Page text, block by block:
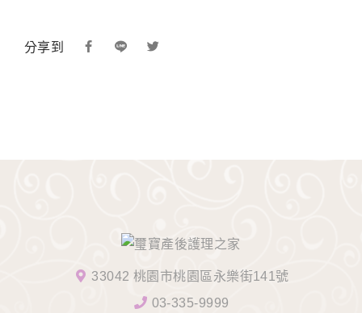
分享到
33042 桃園市桃園區永樂街141號
03-335-9999